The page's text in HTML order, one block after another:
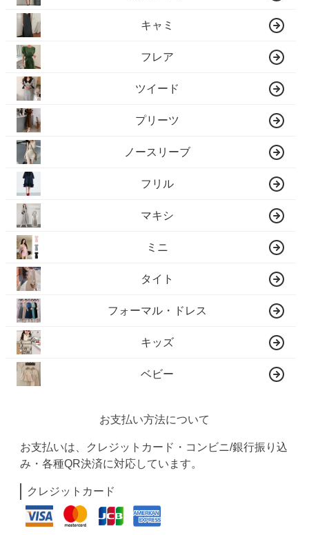
キャミ
フレア
ツイード
プリーツ
ノースリーブ
フリル
マキシ
ミニ
タイト
フォーマル・ドレス
キッズ
ベビー
お支払い方法について
お支払いは、クレジットカード・コンビニ/銀行振り込
み・各種QR決済に対応しています。
クレジットカード